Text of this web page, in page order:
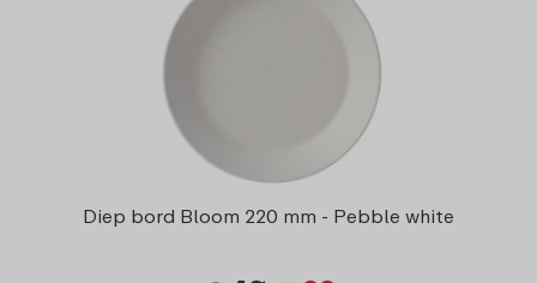
Diep bord Bloom 220 mm - Pebble white